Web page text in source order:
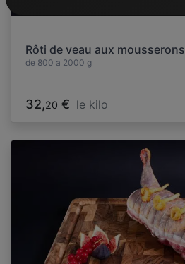
Rôti de veau aux mousserons
de 800 a 2000 g
32,20 € le kilo